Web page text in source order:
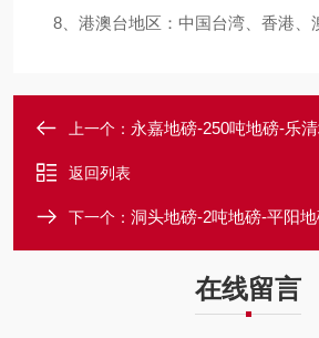
8、港澳台地区：中国台湾、香港、
上一个： 永嘉地磅-250吨地磅-乐
返回列表
下一个： 洞头地磅-2吨地磅-平阳地
在线留言